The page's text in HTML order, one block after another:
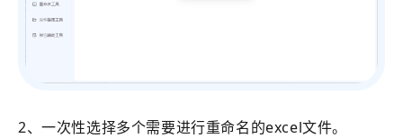
2、一次性选择多个需要进行重命名的excel文件。